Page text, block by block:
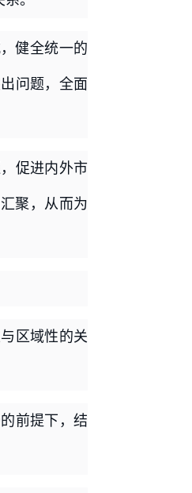
健全统一的
问题，全面
促进内外市
聚，从而为
区域性的关
前提下，结